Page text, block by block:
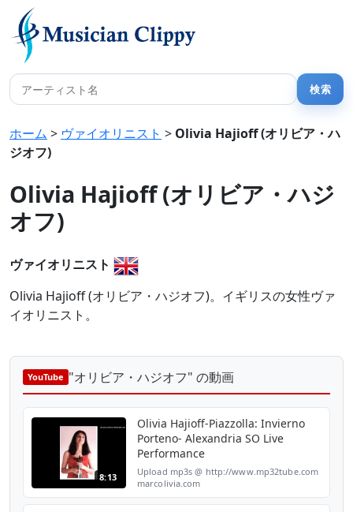
ホーム > ヴァイオリニスト > Olivia Hajioff (オリビア・ハ
ジオフ)
Olivia Hajioff (オリビア・ハジ
オフ)
ヴァイオリニスト
Olivia Hajioff (オリビア・ハジオフ)。イギリスの女性ヴァ
イオリニスト。
YouTube "オリビア・ハジオフ" の動画
8:13
Olivia Hajioff-Piazzolla: Invierno
Porteno- Alexandria SO Live
Performance
Upload mp3s @ http://www.mp32tube.com
marcolivia.com